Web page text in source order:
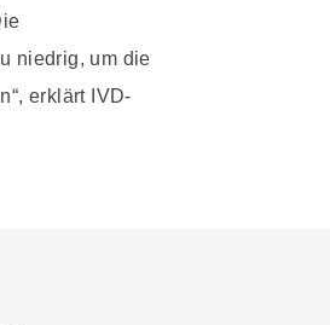
niedrig, um die
erklärt IVD-